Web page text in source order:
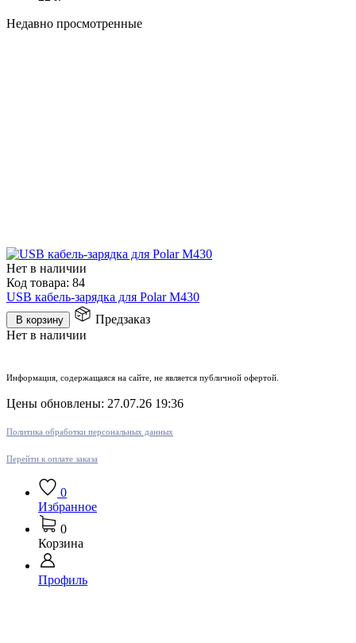
Недавно просмотренные
Нет в наличии
Код товара: 84
USB кабель-зарядка для Polar M430
В корзину
Предзаказ
Нет в наличии
Информация, содержащаяся на сайте, не является публичной офертой.
Цены обновлены: 27.07.26 19:36
Политика обработки персональных данных
Перейти к оплате заказа
0
Избранное
0
Корзина
Профиль